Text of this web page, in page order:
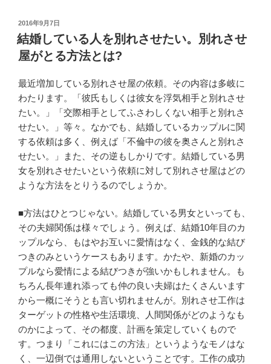
投
稿
日:
2016年9月7日
結婚している人を別れさせたい。別れさせ
屋がとる方法とは?
最近増加している別れさせ屋の依頼。その内容は多岐に
わたります。「彼氏もしくは彼女を浮気相手と別れさせ
たい。」「交際相手としてふさわしくない相手と別れさ
せたい。」等々。なかでも、結婚しているカップルに関
する依頼は多く、例えば「不倫中の彼を奥さんと別れさ
せたい。」また、その逆もしかりです。結婚している男
女を別れさせたいという依頼に対して別れさせ屋はどの
ような方法をとりうるのでしょうか。
■方法はひとつじゃない。結婚している男女といっても、
その夫婦関係は様々でしょう。例えば、結婚10年目のカ
ップルなら、もはやお互いに愛情はなく、金銭的な結び
つきのみというケースもあります。かたや、新婚のカッ
プルなら愛情による結びつきが強いかもしれません。も
ちろん長年連れ添っても仲の良い夫婦はたくさんいます
から一概にそうとも言い切れませんが。別れさせ工作は
ターゲットの性格や生活環境、人間関係がどのようなも
のかによって、その都度、計画を策定していくもので
す。つまり「これにはこの方法」というようなモノはな
く、一辺倒では通用しないということです。工作の成功